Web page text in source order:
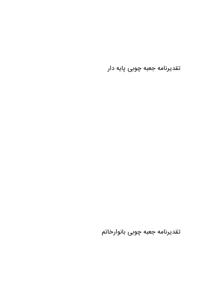
تقدیرنامه جعبه چوبی پایه دار
تقدیرنامه جعبه چوبی بانوارخاتم